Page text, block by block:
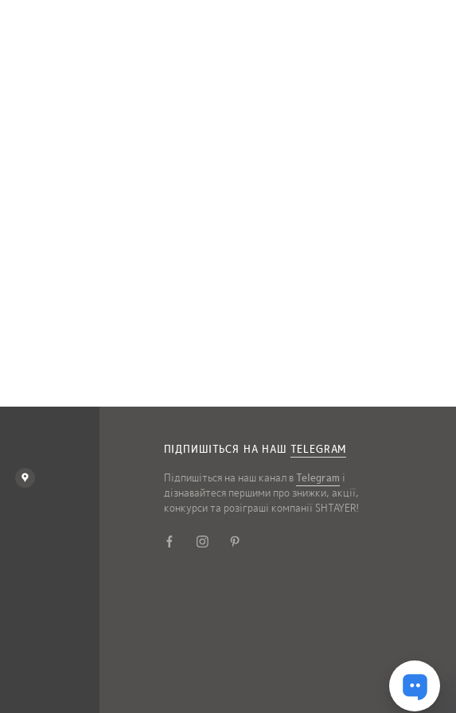
ПІДПИШІТЬСЯ НА НАШ TELEGRAM
Підпишіться на наш канал вTelegram і
дізнавайтеся першими про знижки, акції,
конкурси та розіграші компанії SHTAYER!